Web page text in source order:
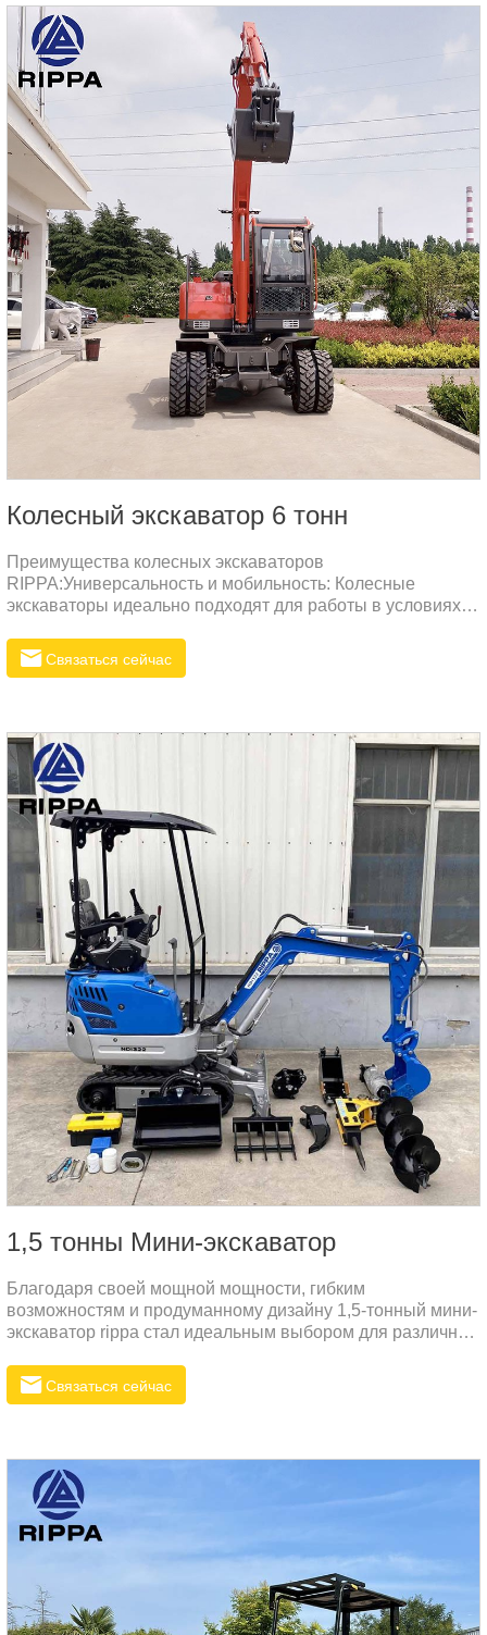
Колесный экскаватор 6 тонн
Преимущества колесных экскаваторов
RIPPA:Универсальность и мобильность: Колесные
экскаваторы идеально подходят для работы в условиях
маневренность и быстрая транспортировка между
объектами.Экономия времени и затрат: Быстрая
затраты на перевозку и увеличивает общую
производительность.Доступная цена: Благодаря прямым
поставкам от производителя и оптимизации
производственных процессов, экскаваторы RIPPA
отличаются конкурентоспособной це
Связаться сейчас
1,5 тонны Мини-экскаватор
Благодаря своей мощной мощности, гибким
возможностям и продуманному дизайну 1,5-тонный мини-
экскаватор rippa стал идеальным выбором для различных
проектов.ОСОБЕННОСТЬИмпортированные дополнения
для украшения обычной общей производительности
более толстую высококачественную сталь, следуйте
процессу формования пластика, останавливайте
ржавчину и антикоррозийную обработку.Использование
редукторов всемирно известной компании обеспечивает
простоту эксплуатации и высокую надежность.Корпус на
Связаться сейчас